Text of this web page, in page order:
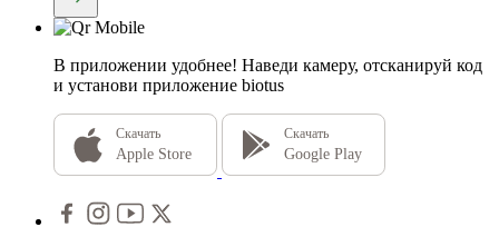
В приложении удобнее! Наведи камеру, отсканируй код
и установи приложение biotus
Скачать
Apple Store
Скачать
Google Play